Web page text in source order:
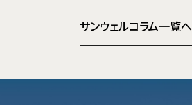
サンウェルコラム一覧へ